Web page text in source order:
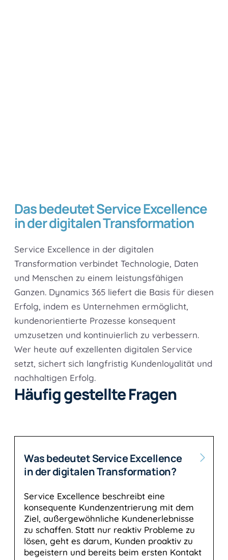
Das bedeutet Service Excellence
in der digitalen Transformation
Service Excellence in der digitalen
Transformation verbindet Technologie, Daten
und Menschen zu einem leistungsfähigen
Ganzen. Dynamics 365 liefert die Basis für diesen
Erfolg, indem es Unternehmen ermöglicht,
kundenorientierte Prozesse konsequent
umzusetzen und kontinuierlich zu verbessern.
Wer heute auf exzellenten digitalen Service
setzt, sichert sich langfristig Kundenloyalität und
nachhaltigen Erfolg.
Häufig gestellte Fragen
Was bedeutet Service Excellence
in der digitalen Transformation?
Service Excellence beschreibt eine
konsequente Kundenzentrierung mit dem
Ziel, außergewöhnliche Kundenerlebnisse
zu schaffen. Statt nur reaktiv Probleme zu
lösen, geht es darum, Kunden proaktiv zu
begeistern und bereits beim ersten Kontakt